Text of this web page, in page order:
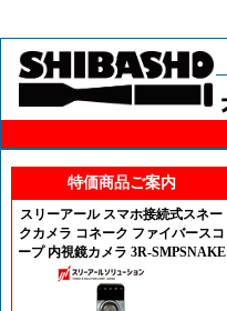
特価商品ご案内
スリーアール スマホ接続式スネー
クカメラ コネーク ファイバースコ
ープ 内視鏡カメラ 3R-SMPSNAKE